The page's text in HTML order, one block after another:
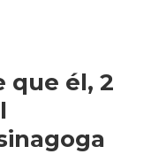
que él, 2